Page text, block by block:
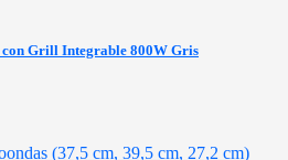
Grill Integrable 800W Gris